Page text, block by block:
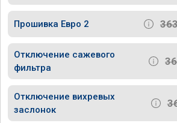
Прошивка Евро 2
Отключение сажевого
фильтра
Отключение вихревых
заслонок